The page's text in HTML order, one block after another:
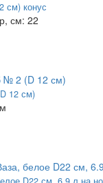
см) конус
см: 22
12 см)